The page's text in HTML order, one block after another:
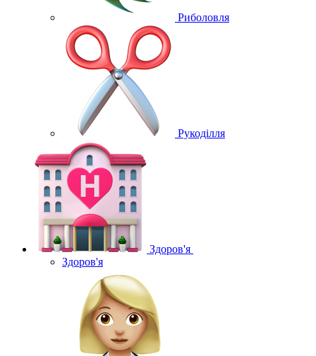
Риболовля
Рукоділля
Здоров'я
Здоров'я